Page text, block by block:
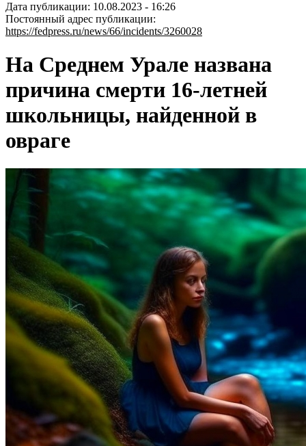
Дата публикации: 10.08.2023 - 16:26
Постоянный адрес публикации:
https://fedpress.ru/news/66/incidents/3260028
На Среднем Урале названа
причина смерти 16-летней
школьницы, найденной в
овраге